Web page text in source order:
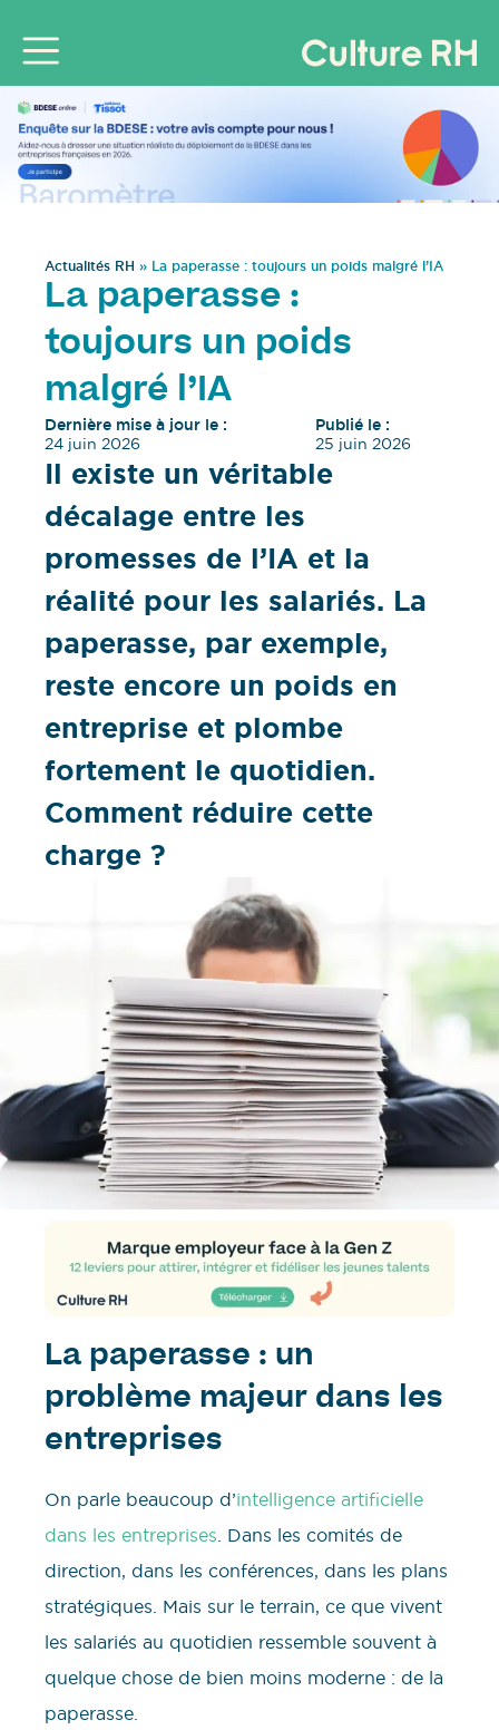
Actualités RH » La paperasse : toujours un poids malgré l’IA
La paperasse :
toujours un poids
malgré l’IA
Dernière mise à jour le :
24 juin 2026
Publié le :
25 juin 2026
Il existe un véritable
décalage entre les
promesses de l’IA et la
réalité pour les salariés. La
paperasse, par exemple,
reste encore un poids en
entreprise et plombe
fortement le quotidien.
Comment réduire cette
charge ?
La paperasse : un
problème majeur dans les
entreprises
On parle beaucoup d’intelligence artificielle
dans les entreprises . Dans les comités de
direction, dans les conférences, dans les plans
stratégiques. Mais sur le terrain, ce que vivent
les salariés au quotidien ressemble souvent à
quelque chose de bien moins moderne : de la
paperasse.